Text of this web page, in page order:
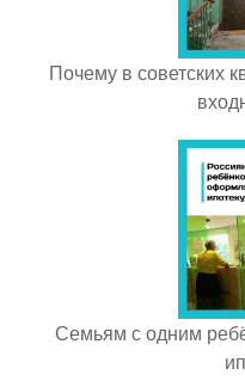
Почему в советских
Семьям с одним